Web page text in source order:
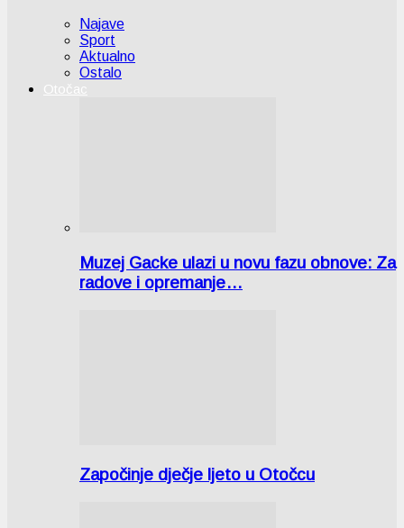
Najave
Sport
Aktualno
Ostalo
Otočac
Muzej Gacke ulazi u novu fazu obnove: Za
radove i opremanje…
Započinje dječje ljeto u Otočcu